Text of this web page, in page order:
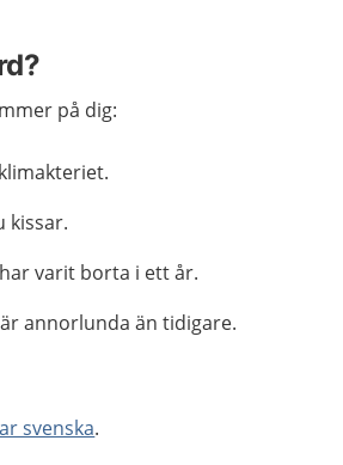
på dig:
kissar.
varit borta i ett år.
annorlunda än tidigare.
svenska.